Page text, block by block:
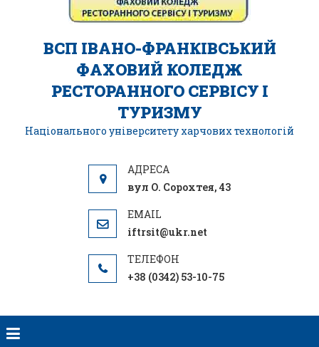
ВСП ІВАНО-ФРАНКІВСЬКИЙ
ФАХОВИЙ КОЛЕДЖ
РЕСТОРАННОГО СЕРВІСУ І
ТУРИЗМУ
Національного університету харчових технологій
вул О. Сорохтея, 43
iftrsit@ukr.net
+38 (0342) 53-10-75